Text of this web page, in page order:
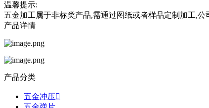
温馨提示:
五金加工属于非标类产品,需通过图纸或者样品定制加工,
产品详情
产品分类
五金冲压